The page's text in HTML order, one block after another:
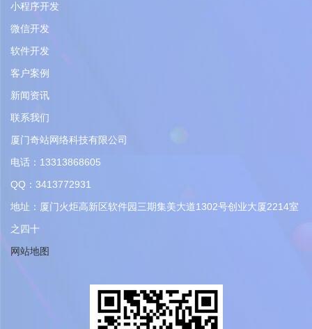
小程序开发
微信开发
软件开发
客户案例
新闻资讯
联系我们
厦门奇站网络科技有限公司
电话：13313868605
QQ：3413772931
地址：厦门火炬高新区软件园三期集美大道1302号创业大厦2214室
之四十
网站地图